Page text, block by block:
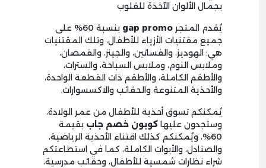
بجمال الألوان الآخذة للقلوب
يُقدم المتجر gap promo بنسبة 60% على
جميع مقتنيات الأزياء للأطفال، وتلك المقتنيات
هي؛ الهوديز، والفساتين، والجينز، والقمصان،
وملابس النوم، وملابس السباحة، والسترات،
والأطقم الكاملة، والأطقم ذات القطعة الواحدة،
والأحذية المتنوعة والحقائب والاكسسوارات.
يُمكنكم تسوق أحذية للأطفال من عمر الولادة،
وستجدون عليها كوبون خصم جاب بقيمة
60%، ويُمكنكم كذلك اقتناء الأحذية الرياضية،
والصنادل، والأبوات الكاملة، كما في استطاعتكم
شراء نظارات شمسية للأطفال، وحقائب مدرسية،